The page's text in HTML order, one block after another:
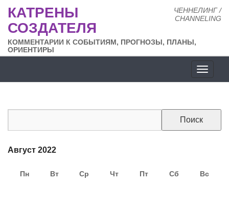
ЧЕННЕЛИНГ /
CHANNELING
КАТРЕНЫ
СОЗДАТЕЛЯ
КОММЕНТАРИИ К СОБЫТИЯМ, ПРОГНОЗЫ, ПЛАНЫ,
ОРИЕНТИРЫ
сайта
Август 2022
Пн Вт Ср Чт Пт Сб Вс